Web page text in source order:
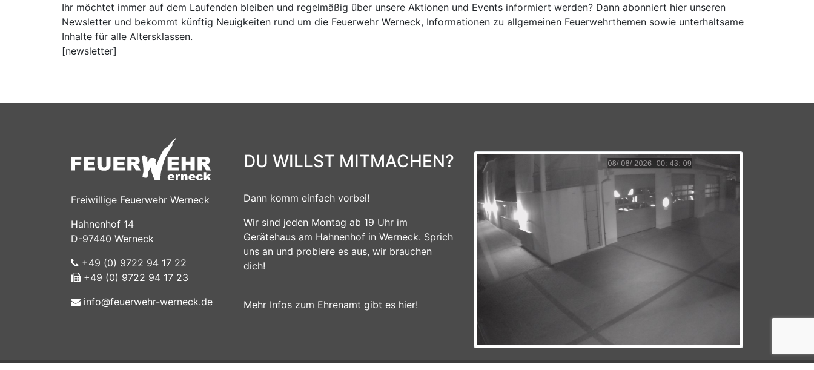
Ihr möchtet immer auf dem Laufenden bleiben und regelmäßig über unsere Aktionen und Events informiert werden? Dann abonniert hier unseren
Newsletter und bekommt künftig Neuigkeiten rund um die Feuerwehr Werneck, Informationen zu allgemeinen Feuerwehrthemen sowie unterhaltsame
Inhalte für alle Altersklassen.
[newsletter]
Freiwillige Feuerwehr Werneck
Hahnenhof 14
D-97440 Werneck
+49 (0) 9722 94 17 22
+49 (0) 9722 94 17 23
info@feuerwehr-werneck.de
DU WILLST MITMACHEN?
Dann komm einfach vorbei!
Wir sind jeden Montag ab 19 Uhr im
Gerätehaus am Hahnenhof in Werneck. Sprich
uns an und probiere es aus, wir brauchen
dich!
Mehr Infos zum Ehrenamt gibt es hier!